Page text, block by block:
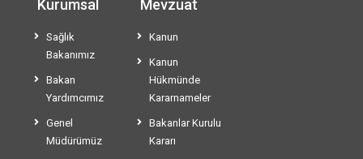
Kurumsal
Sağlık
Bakanımız
Bakan
Yardımcımız
Genel
Müdürümüz
Mevzuat
Kanun
Kanun
Hükmünde
Kararnameler
Bakanlar Kurulu
Kararı